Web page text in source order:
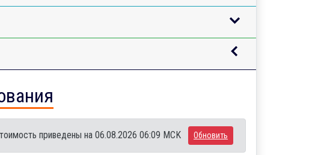
приведены на 06.08.2026 06:09 MCK Обновить